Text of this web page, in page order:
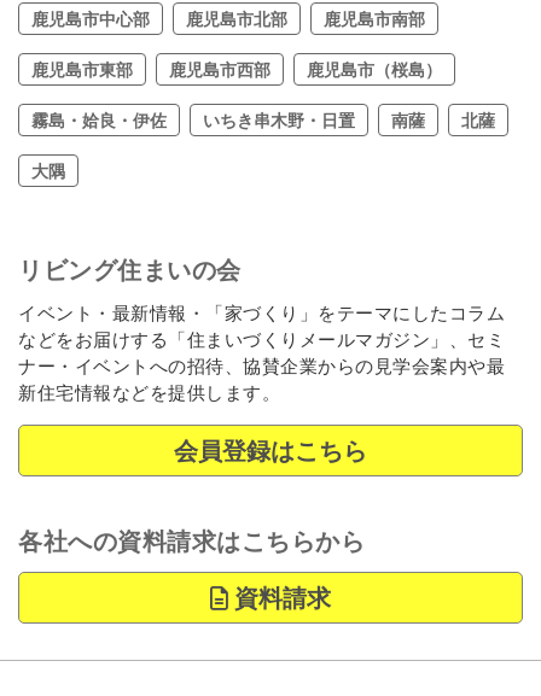
鹿児島市中心部 鹿児島市北部 鹿児島市南部
鹿児島市東部 鹿児島市西部 鹿児島市（桜島）
霧島・姶良・伊佐 いちき串木野・日置 南薩 北薩
大隅
リビング住まいの会
イベント・最新情報・「家づくり」をテーマにしたコラム
などをお届けする「住まいづくりメールマガジン」、セミ
ナー・イベントへの招待、協賛企業からの見学会案内や最
新住宅情報などを提供します。
会員登録はこちら
各社への資料請求はこちらから
資料請求